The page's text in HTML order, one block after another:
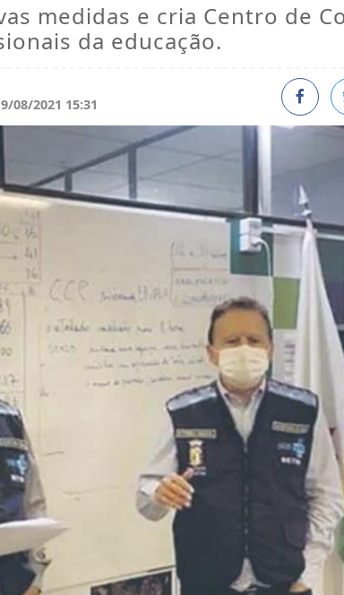
medidas e cria Centro de
da educação.
08/2021 15:31